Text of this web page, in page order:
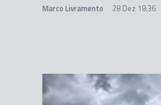
Marco Livramento 28 Dez 18:36